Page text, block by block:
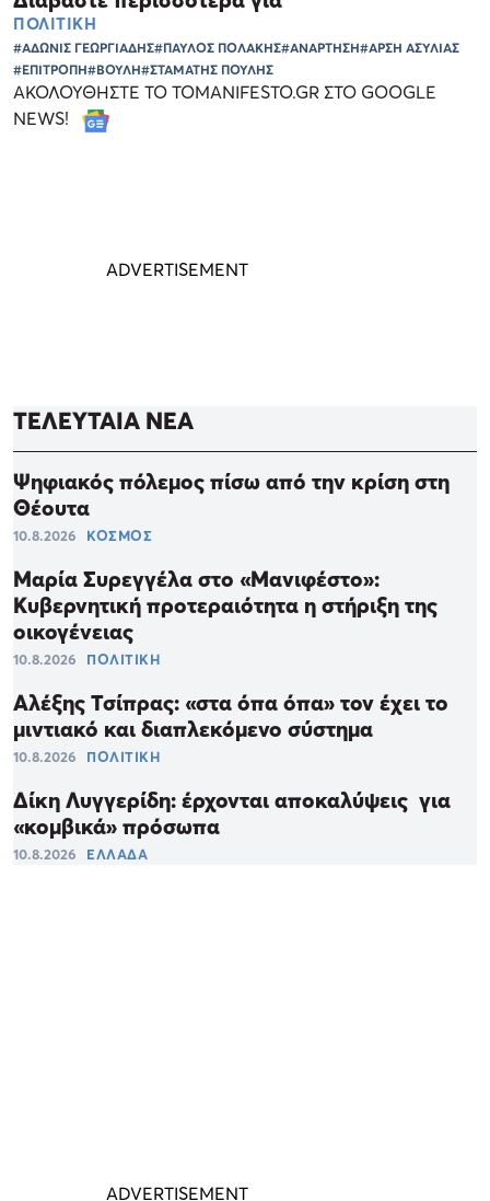
ΠΟΛΙΤΙΚΗ
#ΑΔΩΝΙΣ ΓΕΩΡΓΙΑΔΗΣ#ΠΑΥΛΟΣ ΠΟΛΑΚΗΣ#ΑΝΑΡΤΗΣΗ#ΑΡΣΗ ΑΣΥΛΙΑΣ
#ΕΠΙΤΡΟΠΗ#ΒΟΥΛΗ#ΣΤΑΜΑΤΗΣ ΠΟΥΛΗΣ
ΑΚΟΛΟΥΘΗΣΤΕ ΤΟ TOMANIFESTO.GR ΣΤΟ GOOGLE
NEWS!
ΤΕΛΕΥΤΑΙΑ ΝΕΑ
Ψηφιακός πόλεμος πίσω από την κρίση στη
Θέουτα
10.8.2026 ΚΟΣΜΟΣ
Μαρία Συρεγγέλα στο «Μανιφέστο»:
Κυβερνητική προτεραιότητα η στήριξη της
οικογένειας
10.8.2026 ΠΟΛΙΤΙΚΗ
Αλέξης Τσίπρας: «στα όπα όπα» τον έχει το
μιντιακό και διαπλεκόμενο σύστημα
10.8.2026 ΠΟΛΙΤΙΚΗ
Δίκη Λυγγερίδη: έρχονται αποκαλύψεις για
«κομβικά» πρόσωπα
10.8.2026 ΕΛΛΑΔΑ